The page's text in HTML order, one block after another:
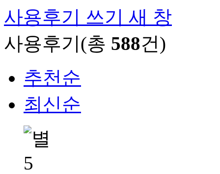
사용후기 쓰기 새 창
사용후기(총 588건)
추천순
최신순